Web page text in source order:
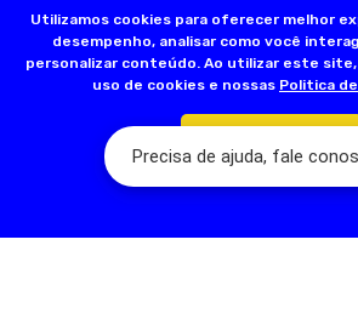
Utilizamos cookies para oferecer melhor
desempenho, analisar como você
personalizar conteúdo. Ao utilizar este site,
uso de cookies e nossas Politica